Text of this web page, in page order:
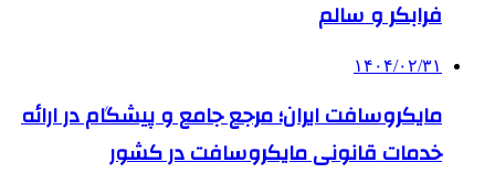
فرابکر و سالم
۱۴۰۴/۰۲/۳۱
مایکروسافت ایران؛ مرجع جامع و پیشگام در ارائه
خدمات قانونی مایکروسافت در کشور